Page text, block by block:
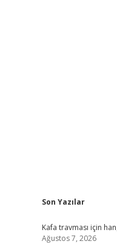
Sidebar
Son Yazılar
Kafa travması için
Ağustos 7, 2026